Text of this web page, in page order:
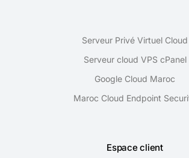
Serveur Privé Virtuel Cloud
Serveur cloud VPS cPanel
Google Cloud Maroc
Maroc Cloud Endpoint
Espace client